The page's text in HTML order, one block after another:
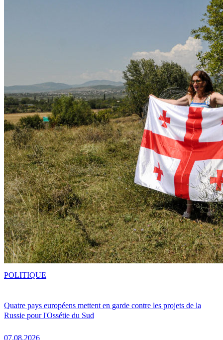
Quatre pays européens mettent en garde contre les projets de la
Russie pour l'Ossétie du Sud
07.08.2026
POLITIQUE